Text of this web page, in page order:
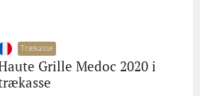
Trækasse
Grille Medoc 2020 i